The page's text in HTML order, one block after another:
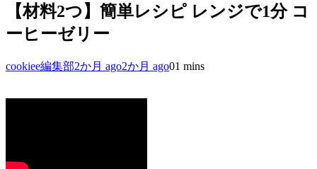
【材料2つ】簡単レシピ レンジで1分 コ
ーヒーゼリー
cookiee編集部2か月 ago2か月 ago01 mins